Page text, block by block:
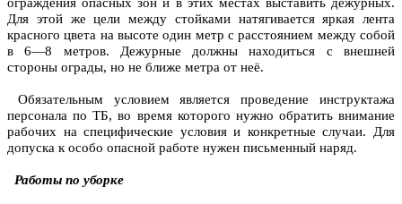
ограждения опасных зон и в этих местах выставить дежурных.
Для этой же цели между стойками натягивается яркая лента
красного цвета на высоте один метр с расстоянием между собой
в 6—8 метров. Дежурные должны находиться с внешней
стороны ограды, но не ближе метра от неё.
Обязательным условием является проведение инструктажа
персонала по ТБ, во время которого нужно обратить внимание
рабочих на специфические условия и конкретные случаи. Для
допуска к особо опасной работе нужен письменный наряд.
Работы по уборке